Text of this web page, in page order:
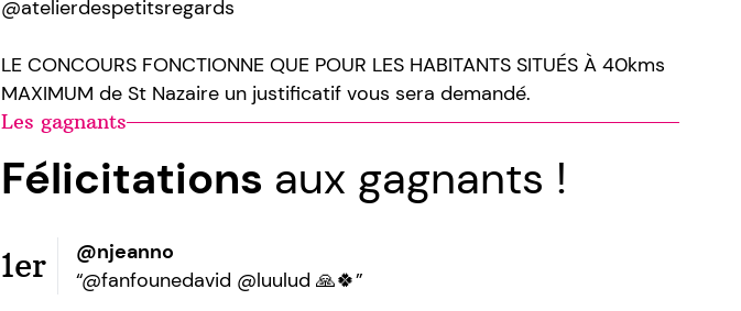
@atelierdespetitsregards
LE CONCOURS FONCTIONNE QUE POUR LES HABITANTS SITUÉS À 40kms
MAXIMUM de St Nazaire un justificatif vous sera demandé.
Les gagnants
Félicitations aux gagnants !
1er
@njeanno
“@fanfounedavid @luulud 🙏🍀”